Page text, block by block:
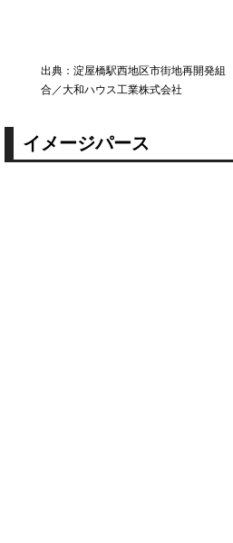
出典：淀屋橋駅西地区市街地再開発組
合／大和ハウス工業株式会社
イメージパース